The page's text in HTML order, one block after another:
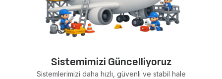
Sistemimizi Güncelliyoruz
Sistemlerimizi daha hızlı, güvenli ve stabil hale